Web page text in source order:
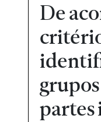
De
partes